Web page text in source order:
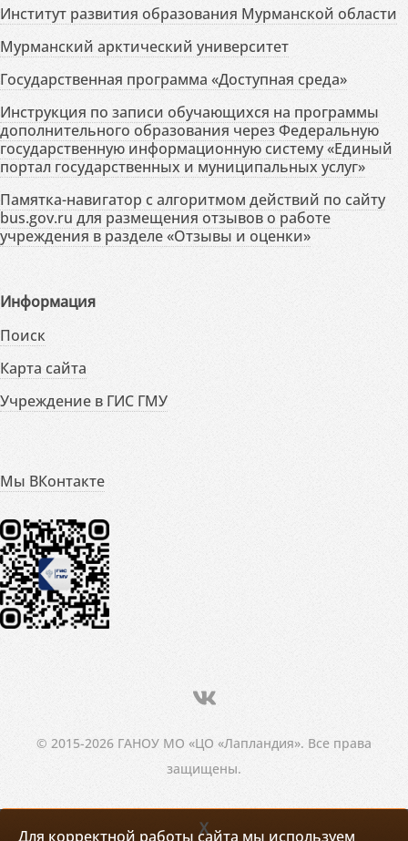
Институт развития образования Мурманской области
Мурманский арктический университет
Государственная программа «Доступная среда»
Инструкция по записи обучающихся на программы
дополнительного образования через Федеральную
государственную информационную систему «Единый
портал государственных и муниципальных услуг»
Памятка-навигатор с алгоритмом действий по сайту
bus.gov.ru для размещения отзывов о работе
учреждения в разделе «Отзывы и оценки»
Информация
Поиск
Карта сайта
Учреждение в ГИС ГМУ
Мы ВКонтакте
© 2015-2026 ГАНОУ МО «ЦО «Лапландия». Все права
защищены.
Для корректной работы сайта мы используем
X